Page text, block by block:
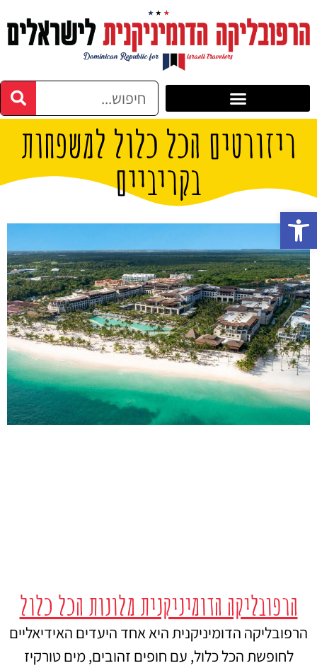
ריזורטים הכל כלול למשפחות
בקריביים
הרפובליקה הדומיניקנית מלונות הכל כלול
הרפובליקה הדומיניקנית היא אחד היעדים האידיאליים
לחופשת הכל כלול, עם חופים זהובים, מים טורקיז
פתח סרגל נגישות